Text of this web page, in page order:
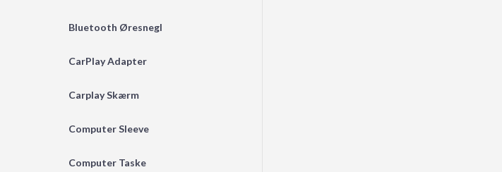
Bluetooth Øresnegl
CarPlay Adapter
Carplay Skærm
Computer Sleeve
Computer Taske